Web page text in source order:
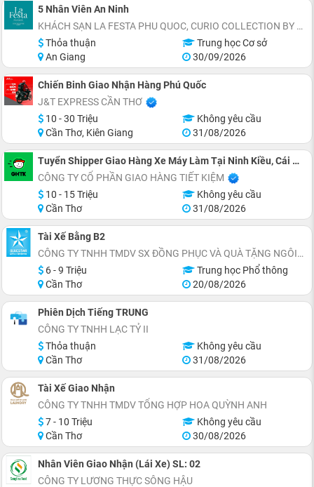
5 Nhân Viên An Ninh
KHÁCH SẠN LA FESTA PHU QUOC, CURIO COLLECTION BY HILTON - TỌA LẠC THỊ TRẤN HOÀNG HÔN, AN THỚI, ĐẶC KHU PHÚ QUỐC
Thỏa thuận
Trung học Cơ sở
An Giang
30/09/2026
Chiến Binh Giao Nhận Hàng Phú Quốc
J&T EXPRESS CẦN THƠ
10 - 30 Triệu
Không yêu cầu
Cần Thơ, Kiên Giang
31/08/2026
Tuyển Shipper Giao Hàng Xe Máy Làm Tại Ninh Kiều, Cái Răng
CÔNG TY CỔ PHẦN GIAO HÀNG TIẾT KIỆM
10 - 15 Triệu
Không yêu cầu
Cần Thơ
31/08/2026
Tài Xế Bằng B2
CÔNG TY TNHH TMDV SX ĐỒNG PHỤC VÀ QUÀ TẶNG NGÔI SAO XANH
6 - 9 Triệu
Trung học Phổ thông
Cần Thơ
20/08/2026
Phiên Dịch Tiếng TRUNG
CÔNG TY TNHH LẠC TỶ II
Thỏa thuận
Không yêu cầu
Cần Thơ
31/08/2026
Tài Xế Giao Nhận
CÔNG TY TNHH TMDV TỔNG HỢP HOA QUỲNH ANH
7 - 10 Triệu
Không yêu cầu
Cần Thơ
30/08/2026
Nhân Viên Giao Nhận (Lái Xe) SL: 02
CÔNG TY LƯƠNG THỰC SÔNG HẬU